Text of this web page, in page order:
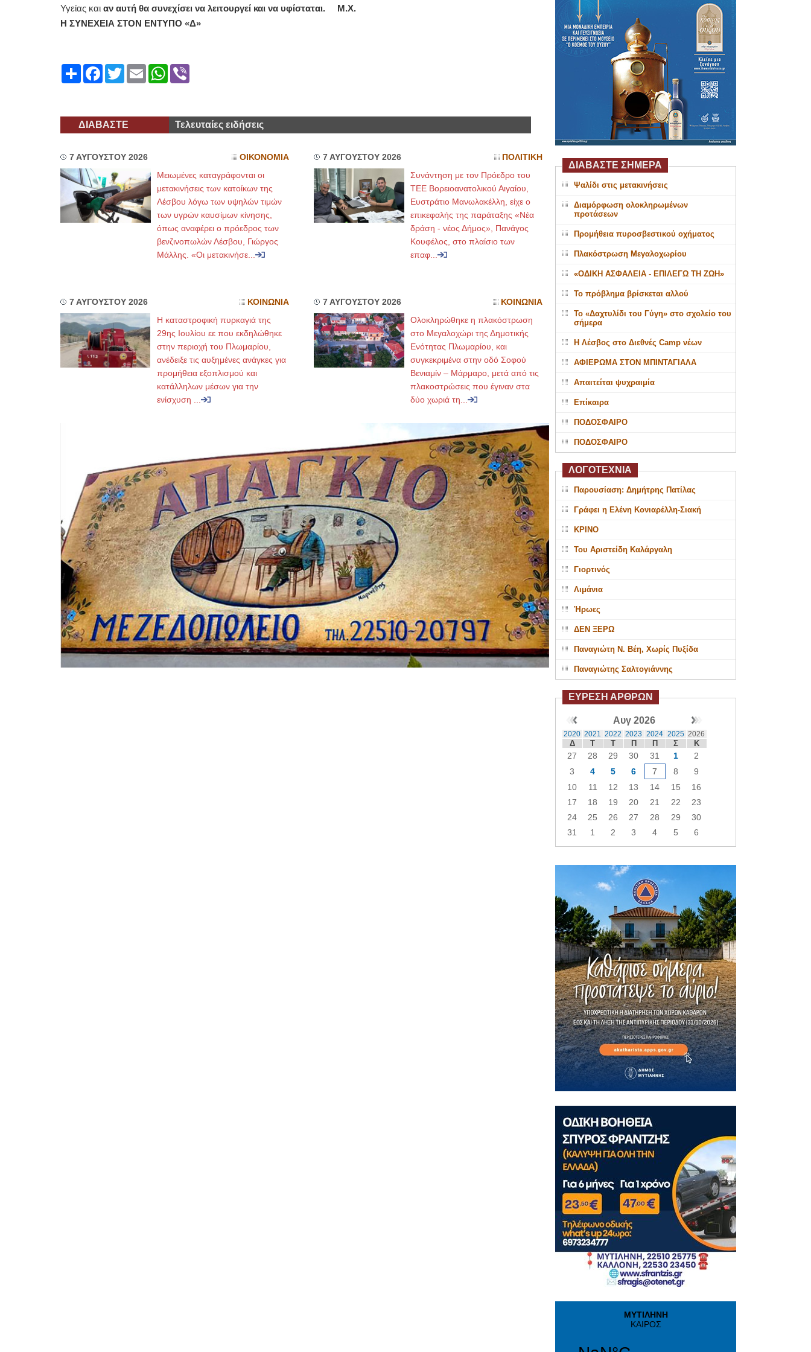
Υγείας και αν αυτή θα συνεχίσει να λειτουργεί και να υφίσταται. Μ.Χ.
Η ΣΥΝΕΧΕΙΑ ΣΤΟΝ ΕΝΤΥΠΟ «Δ»
ShareFacebook
TwitterEmailWhatsApp
Viber
ΔΙΑΒΑΣΤΕ Τελευταίες ειδήσεις
7 ΑΥΓΟΥΣΤΟΥ 2026 ΟΙΚΟΝΟΜΙΑ
Μειωμένες καταγράφονται οι
μετακινήσεις των κατοίκων της
Λέσβου λόγω των υψηλών τιμών
των υγρών καυσίμων κίνησης,
όπως αναφέρει ο πρόεδρος των
βενζινοπωλών Λέσβου, Γιώργος
Μάλλης. «Οι μετακινήσε...
7 ΑΥΓΟΥΣΤΟΥ 2026 ΠΟΛΙΤΙΚΗ
Συνάντηση με τον Πρόεδρο του
ΤΕΕ Βορειοανατολικού Αιγαίου,
Ευστράτιο Μανωλακέλλη, είχε ο
επικεφαλής της παράταξης «Νέα
δράση - νέος Δήμος», Πανάγος
Κουφέλος, στο πλαίσιο των
επαφ...
7 ΑΥΓΟΥΣΤΟΥ 2026 ΚΟΙΝΩΝΙΑ
Η καταστροφική πυρκαγιά της
29ης Ιουλίου εε που εκδηλώθηκε
στην περιοχή του Πλωμαρίου,
ανέδειξε τις αυξημένες ανάγκες για
προμήθεια εξοπλισμού και
κατάλληλων μέσων για την
ενίσχυση ...
7 ΑΥΓΟΥΣΤΟΥ 2026 ΚΟΙΝΩΝΙΑ
Ολοκληρώθηκε η πλακόστρωση
στο Μεγαλοχώρι της Δημοτικής
Ενότητας Πλωμαρίου, και
συγκεκριμένα στην οδό Σοφού
Βενιαμίν – Μάρμαρο, μετά από τις
πλακοστρώσεις που έγιναν στα
δύο χωριά τη...
ΔΙΑΒΑΣΤΕ ΣΗΜΕΡΑ
Ψαλίδι στις μετακινήσεις
Διαμόρφωση ολοκληρωμένων
προτάσεων
Προμήθεια πυροσβεστικού οχήματος
Πλακόστρωση Μεγαλοχωρίου
«ΟΔΙΚΗ ΑΣΦΑΛΕΙΑ - ΕΠΙΛΕΓΩ ΤΗ ΖΩΗ»
Το πρόβλημα βρίσκεται αλλού
Το «Δαχτυλίδι του Γύγη» στο σχολείο του
σήμερα
Η Λέσβος στο Διεθνές Camp νέων
ΑΦΙΕΡΩΜΑ ΣΤΟΝ ΜΠΙΝΤΑΓΙΑΛΑ
Απαιτείται ψυχραιμία
Επίκαιρα
ΠΟΔΟΣΦΑΙΡΟ
ΠΟΔΟΣΦΑΙΡΟ
ΛΟΓΟΤΕΧΝΙΑ
Παρουσίαση: Δημήτρης Πατίλας
Γράφει η Ελένη Κονιαρέλλη-Σιακή
ΚΡΙΝΟ
Του Αριστείδη Καλάργαλη
Γιορτινός
Λιμάνια
Ήρωες
ΔΕΝ ΞΕΡΩ
Παναγιώτη Ν. Βέη, Χωρίς Πυξίδα
Παναγιώτης Σαλτογιάννης
ΕΥΡΕΣΗ ΑΡΘΡΩΝ
Αυγ 2026
2020 2021 2022 2023 2024 2025 2026
Δ Τ Τ Π Π Σ Κ
27 28 29 30 31 1
2
3
4 5 6 7 8
9
10
11 12 13 14 15
16
17
18 19 20 21 22
23
24
25 26 27 28 29
30
31
1 2 3 4 5 6